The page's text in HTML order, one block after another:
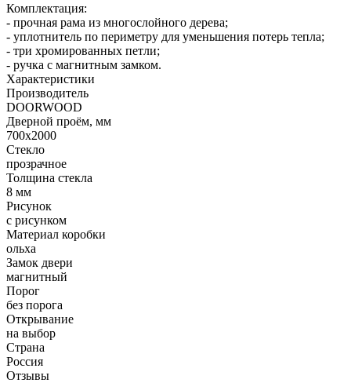
Комплектация:
- прочная рама из многослойного дерева;
- уплотнитель по периметру для уменьшения потерь тепла;
- три хромированных петли;
- ручка с магнитным замком.
Характеристики
Производитель
DOORWOOD
Дверной проём, мм
700х2000
Стекло
прозрачное
Толщина стекла
8 мм
Рисунок
с рисунком
Материал коробки
ольха
Замок двери
магнитный
Порог
без порога
Открывание
на выбор
Страна
Россия
Отзывы